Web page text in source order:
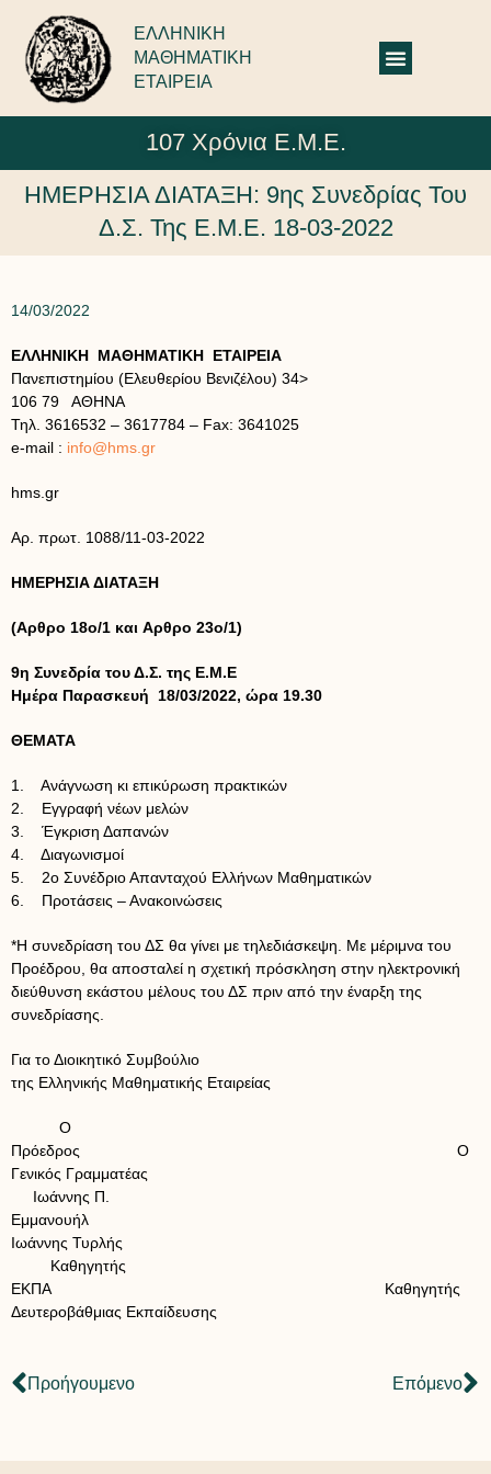
ΕΛΛΗΝΙΚΗ
ΜΑΘΗΜΑΤΙΚΗ
ΕΤΑΙΡΕΙΑ
107 Χρόνια Ε.Μ.Ε.
ΗΜΕΡΗΣΙΑ ΔΙΑΤΑΞΗ: 9ης Συνεδρίας Του
Δ.Σ. Της Ε.Μ.Ε. 18-03-2022
14/03/2022
ΕΛΛΗΝΙΚΗ ΜΑΘΗΜΑΤΙΚΗ ΕΤΑΙΡΕΙΑ
Πανεπιστημίου (Ελευθερίου Βενιζέλου) 34>
106 79 ΑΘΗΝΑ
Τηλ. 3616532 – 3617784 – Fax: 3641025
e-mail : info@hms.gr
hms.gr
Αρ. πρωτ. 1088/11-03-2022
ΗΜΕΡΗΣΙΑ ΔΙΑΤΑΞΗ
(Aρθρο 18ο/1 και Aρθρο 23ο/1)
9η Συνεδρία του Δ.Σ. της Ε.Μ.Ε
Ημέρα Παρασκευή 18/03/2022, ώρα 19.30
ΘΕΜΑΤΑ
1. Ανάγνωση κι επικύρωση πρακτικών
2. Εγγραφή νέων μελών
3. Έγκριση Δαπανών
4. Διαγωνισμοί
5. 2ο Συνέδριο Απανταχού Ελλήνων Μαθηματικών
6. Προτάσεις – Ανακοινώσεις
*Η συνεδρίαση του ΔΣ θα γίνει με τηλεδιάσκεψη. Με μέριμνα του
Προέδρου, θα αποσταλεί η σχετική πρόσκληση στην ηλεκτρονική
διεύθυνση εκάστου μέλους του ΔΣ πριν από την έναρξη της
συνεδρίασης.
Για το Διοικητικό Συμβούλιο
της Ελληνικής Μαθηματικής Εταιρείας
Ο
Πρόεδρος Ο
Γενικός Γραμματέας
Ιωάννης Π.
Εμμανουήλ
Ιωάννης Τυρλής
Καθηγητής
ΕΚΠΑ Καθηγητής
Δευτεροβάθμιας Εκπαίδευσης
Προήγουμενο Επόμενο